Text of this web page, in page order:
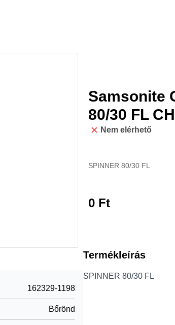
Samsonite
80/30 FL
Nem elérhető
SPINNER 80/30 FL
0Ft
162329-1198
Bőrönd
Termékleírás
SPINNER 80/30 FL